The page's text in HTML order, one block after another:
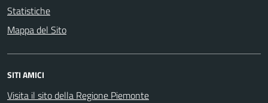
Statistiche
Mappa del Sito
SITI AMICI
Visita il sito della Regione Piemonte